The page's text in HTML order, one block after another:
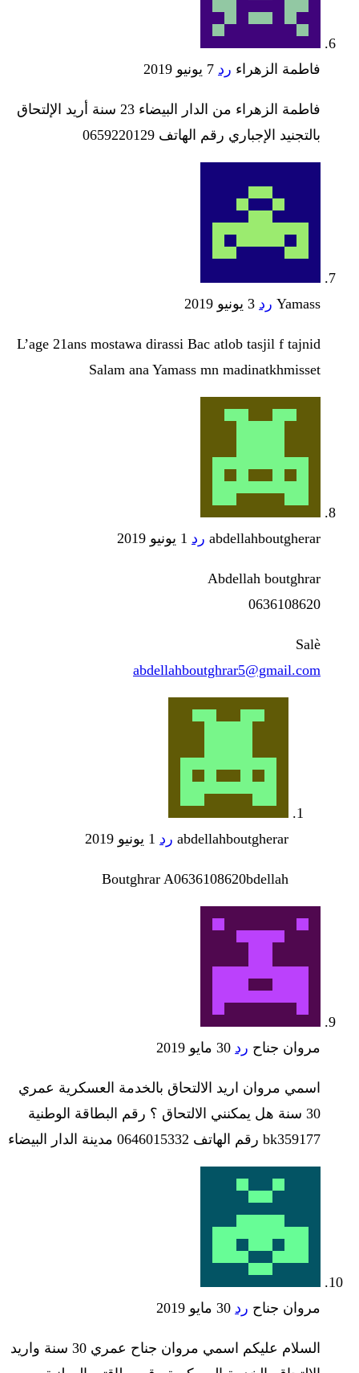
فاطمة الزهراء رد 7 يونيو 2019
فاطمة الزهراء من الدار البيضاء 23 سنة أريد الإلتحاق
بالتجنيد الإجباري رقم الهاتف 0659220129
Yamass رد 3 يونيو 2019
L’age 21ans mostawa dirassi Bac atlob tasjil f tajnid
Salam ana Yamass mn madinatkhmisset
abdellahboutgherar رد 1 يونيو 2019
Abdellah boutghrar
0636108620
Salè
abdellahboutghrar5@gmail.com
abdellahboutgherar رد 1 يونيو 2019
Boutghrar A0636108620bdellah
مروان جناح رد 30 مايو 2019
اسمي مروان اريد الالتحاق بالخدمة العسكرية عمري
30 سنة هل يمكنني الالتحاق ؟ رقم البطاقة الوطنية
bk359177 رقم الهاتف 0646015332 مدينة الدار البيضاء
مروان جناح رد 30 مايو 2019
السلام عليكم اسمي مروان جناح عمري 30 سنة واريد